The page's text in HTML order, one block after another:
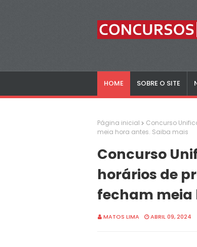
HOME SOBRE O SITE
Página inicial
Concurso
meia hora antes. Saiba mais
Concurso
horários de
fecham meia
MATOS LIMA ABRIL 09, 2024